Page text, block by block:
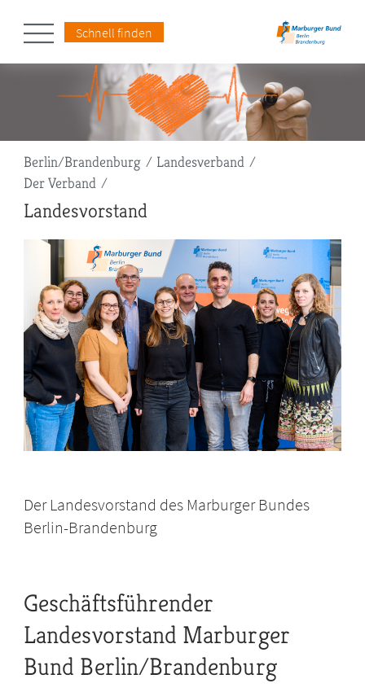
Schnell finden
Pfadnavigation
Berlin/Brandenburg
Landesverband
Der Verband
Landesvorstand
Der Landesvorstand des Marburger Bundes
Berlin-Brandenburg
Geschäftsführender
Landesvorstand Marburger
Bund Berlin/Brandenburg